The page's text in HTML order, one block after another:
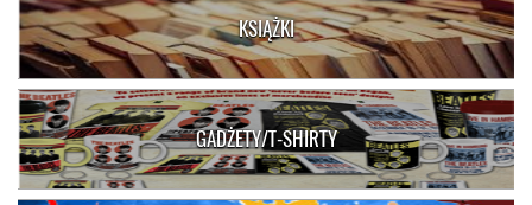
KSIĄŻKI
GADŻETY/T-SHIRTY